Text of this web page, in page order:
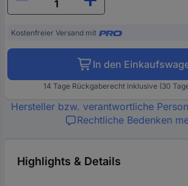
Kostenfreier Versand mit
In den
14 Tage Rückgaberecht inklusive (30
Hersteller bzw. verantwortliche
Rechtliche Bedenken
Highlights & Details